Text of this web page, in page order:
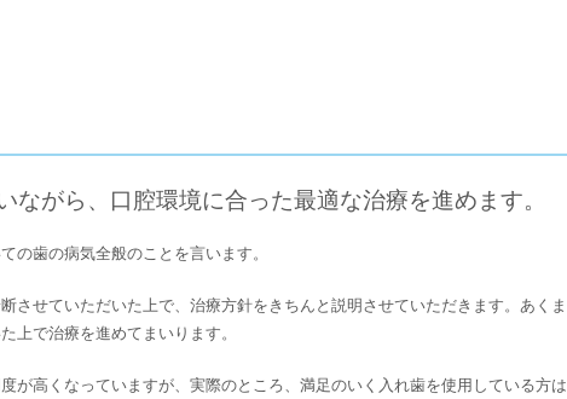
ながら、口腔環境に合った最適な治療を進めます。
の歯の病気全般のことを言います。
させていただいた上で、治療方針をきちんと説明させていただきます。あくま
上で治療を進めてまいります。
が高くなっていますが、実際のところ、満足のいく入れ歯を使用している方は